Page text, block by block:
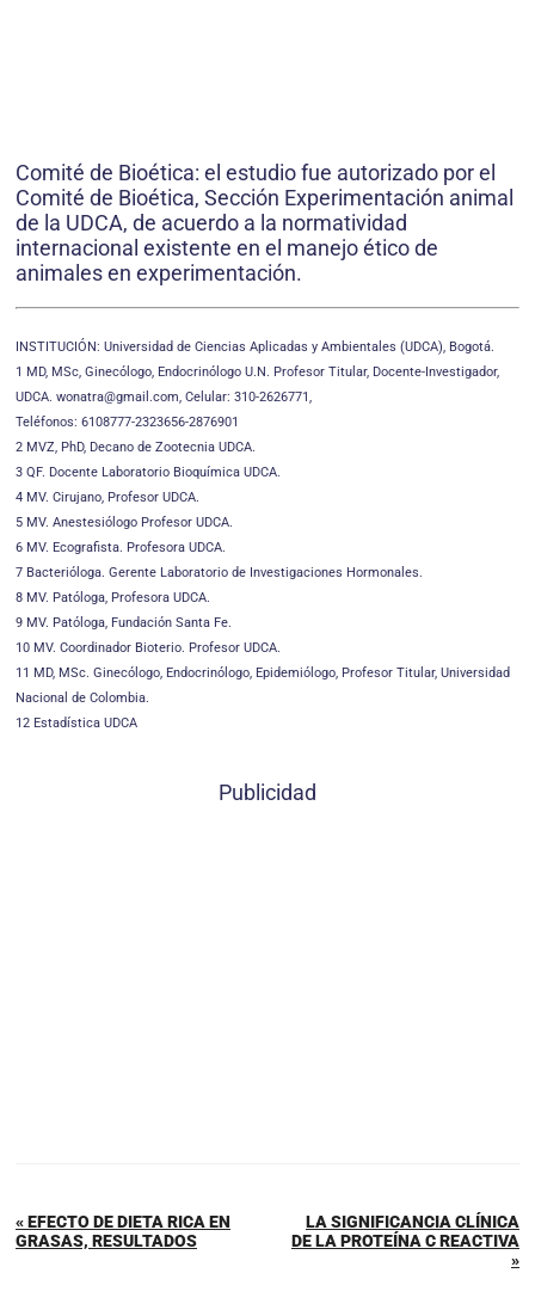
Comité de Bioética: el estudio fue autorizado por el
Comité de Bioética, Sección Experimentación animal
de la UDCA, de acuerdo a la normatividad
internacional existente en el manejo ético de
animales en experimentación.
INSTITUCIÓN: Universidad de Ciencias Aplicadas y Ambientales (UDCA), Bogotá.
1 MD, MSc, Ginecólogo, Endocrinólogo U.N. Profesor Titular, Docente-Investigador,
UDCA. wonatra@gmail.com, Celular: 310-2626771,
Teléfonos: 6108777-2323656-2876901
2 MVZ, PhD, Decano de Zootecnia UDCA.
3 QF. Docente Laboratorio Bioquímica UDCA.
4 MV. Cirujano, Profesor UDCA.
5 MV. Anestesiólogo Profesor UDCA.
6 MV. Ecografista. Profesora UDCA.
7 Bacterióloga. Gerente Laboratorio de Investigaciones Hormonales.
8 MV. Patóloga, Profesora UDCA.
9 MV. Patóloga, Fundación Santa Fe.
10 MV. Coordinador Bioterio. Profesor UDCA.
11 MD, MSc. Ginecólogo, Endocrinólogo, Epidemiólogo, Profesor Titular, Universidad
Nacional de Colombia.
12 Estadística UDCA
Publicidad
« EFECTO DE DIETA RICA EN
GRASAS, RESULTADOS
LA SIGNIFICANCIA CLÍNICA
DE LA PROTEÍNA C REACTIVA
»